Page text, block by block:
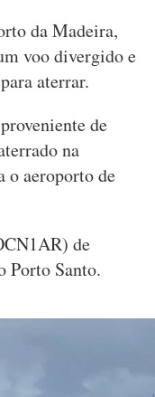
da Madeira,
voo divergido e
aterrar.
de
na
o aeroporto de
de
Porto Santo.